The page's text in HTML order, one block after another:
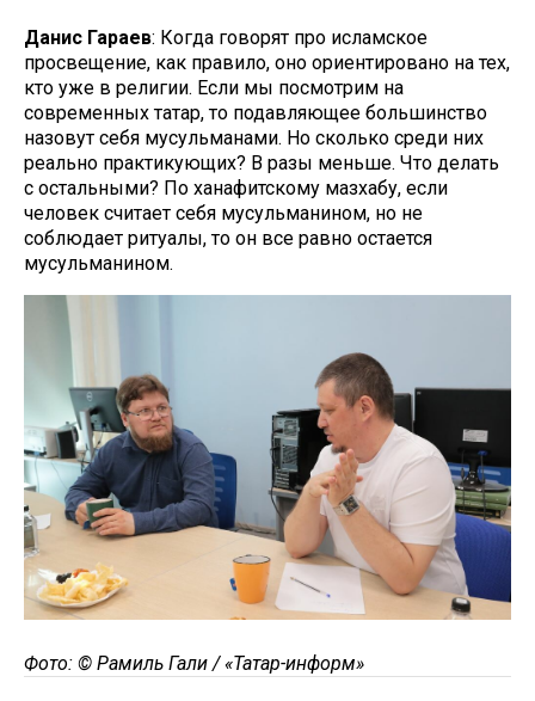
Данис Гараев: Когда говорят про исламское
просвещение, как правило, оно ориентировано на тех,
кто уже в религии. Если мы посмотрим на
современных татар, то подавляющее большинство
назовут себя мусульманами. Но сколько среди них
реально практикующих? В разы меньше. Что делать
с остальными? По ханафитскому мазхабу, если
человек считает себя мусульманином, но не
соблюдает ритуалы, то он все равно остается
мусульманином.
Фото: © Рамиль Гали / «Татар-информ»